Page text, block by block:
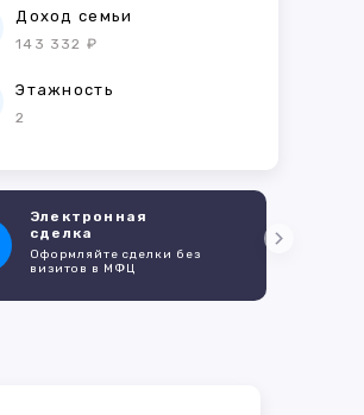
Доход семьи
143 332 ₽
Этажность
2
Электронная
сделка
Оформляйте сделки без
визитов в МФЦ